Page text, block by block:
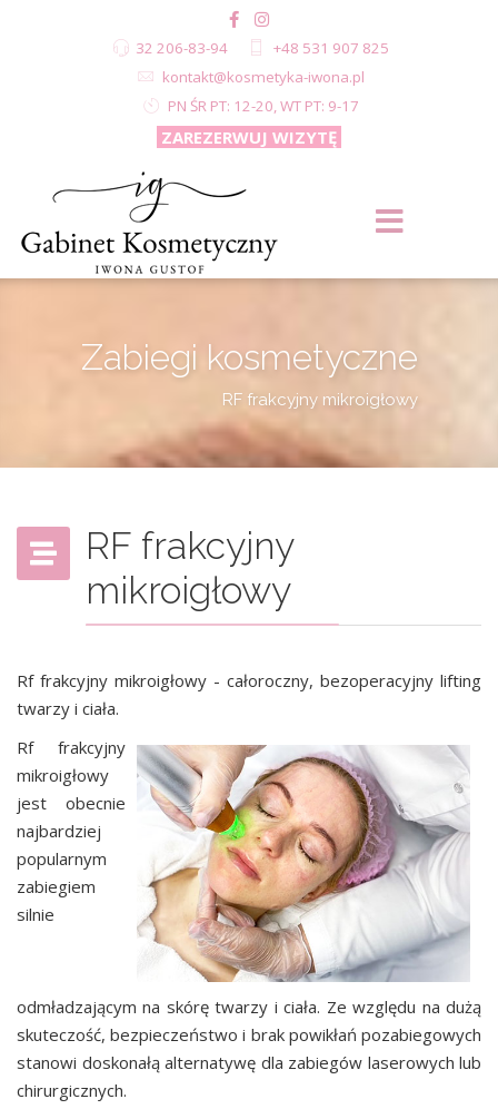
32 206-83-94
+48 531 907 825
kontakt@kosmetyka-iwona.pl
PN ŚR PT: 12-20, WT PT: 9-17
ZAREZERWUJ WIZYTĘ
Zabiegi kosmetyczne
RF frakcyjny mikroigłowy
RF frakcyjny
mikroigłowy
Rf frakcyjny mikroigłowy - całoroczny, bezoperacyjny lifting
twarzy i ciała.
Rf frakcyjny
mikroigłowy
jest obecnie
najbardziej
popularnym
zabiegiem
silnie
odmładzającym na skórę twarzy i ciała. Ze względu na dużą
skuteczość, bezpieczeństwo i brak powikłań pozabiegowych
stanowi doskonałą alternatywę dla zabiegów laserowych lub
chirurgicznych.